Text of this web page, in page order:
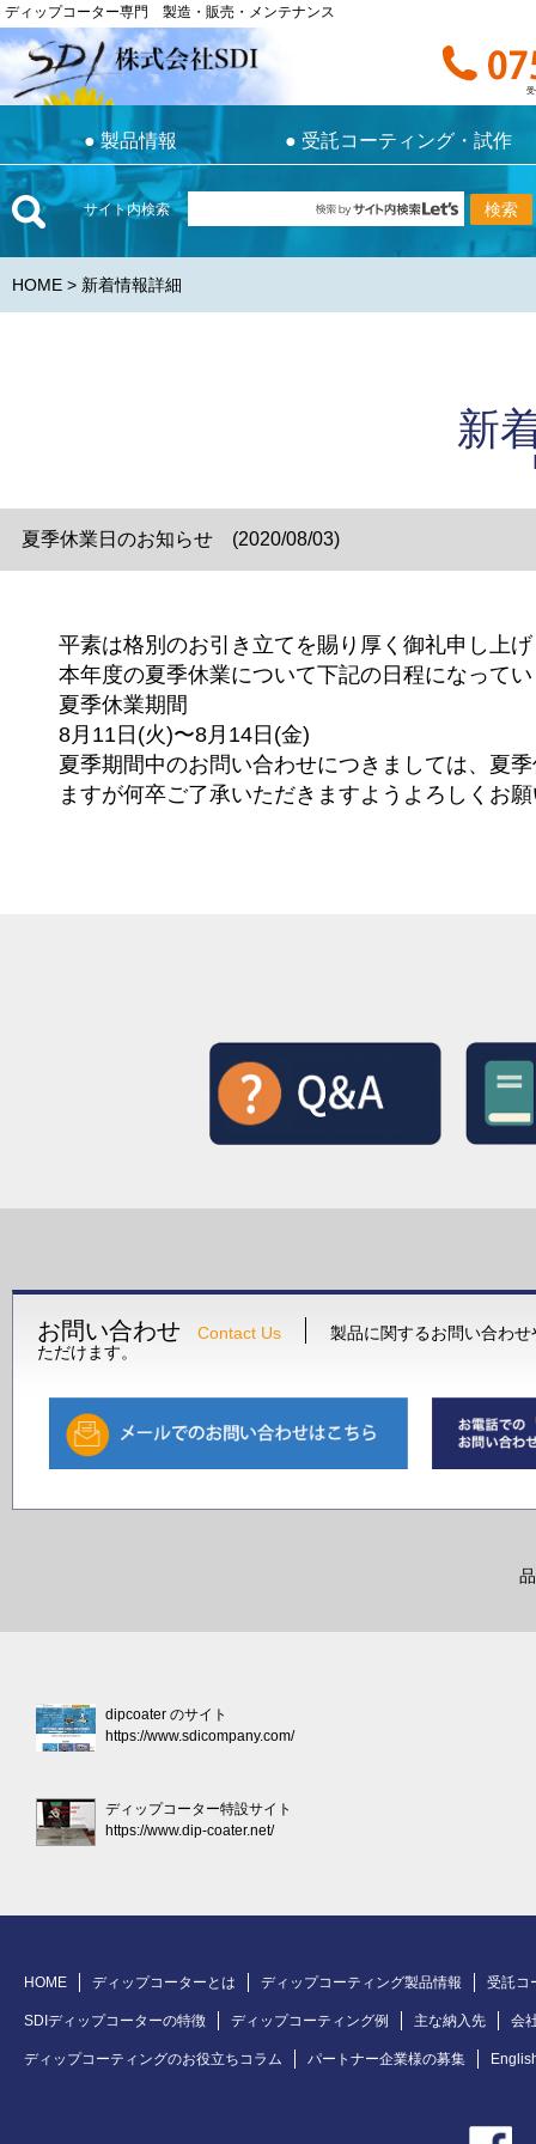
ディップコーター専門 製造・販売・メンテナンス
受
●製品情報 ● 受託コーティング・試作
ディップコーター専門 製造・販売・メンテナンス
受付時間
●製品情報 受託コーティング・試作
サイト内検索
HOME> 新着情報詳細
新
夏季休業日のお知らせ (2020/08/03)
平素は格別のお引き立てを賜り厚く御礼申し上
本年度の夏季休業について下記の日程になって
夏季休業期間
8月11日(火)〜8月14日(金)
夏季期間中のお問い合わせにつきましては、夏
ますが何卒ご了承いただきますようよろしくお
お問い合わせ Contact Us
製品に関するお問い合わ
ただけます。
dipcoater のサイト
https://www.sdicompany.com/
ディップコーター特設サイト
https://www.dip-coater.net/
HOME ディップコーターとは ディップコーティング製品情報 受託コ
SDIディップコーターの特徴 ディップコーティング例 主な納入先 会
ディップコーティングのお役立ちコラム パートナー企業様の募集